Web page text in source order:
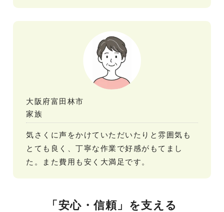
大阪府富田林市
家族
気さくに声をかけていただいたりと雰囲気も
とても良く、丁寧な作業で好感がもてまし
た。また費用も安く大満足です。
「安心・信頼」を支える